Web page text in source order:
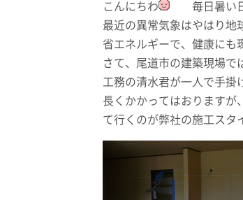
こんにちわ 毎日暑い日
最近の異常気象はやはり地
省エネルギーで、健康にも
さて、尾道市の建築現場で
工務の清水君が一人で手掛
長くかかってはおりますが
て行くのが弊社の施工スタ